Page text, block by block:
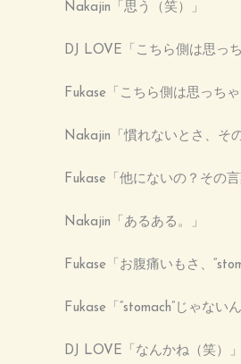
Nakajin「思う（笑）」
DJ LOVE「こちら側は思っ
Fukase「こちら側は思っち
Nakajin「慣れないとさ、そ
Fukase「他にないの？その言
Nakajin「あるある。」
Fukase「お腹痛いもさ、
Fukase「“stomach”じゃない
DJ LOVE「なんかね（笑）」